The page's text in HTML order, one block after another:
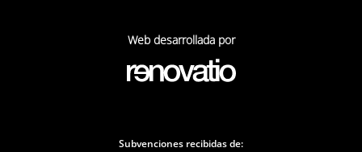
Web desarrollada por
Subvenciones recibidas de: